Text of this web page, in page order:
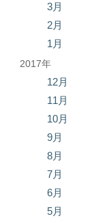
3月
2月
1月
2017年
12月
11月
10月
9月
8月
7月
6月
5月